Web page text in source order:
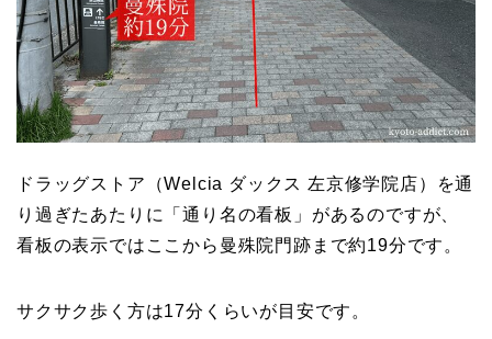
ドラッグストア（Welcia ダックス 左京修学院店）を通
り過ぎたあたりに「通り名の看板」があるのですが、
看板の表示ではここから曼殊院門跡まで約19分です。
サクサク歩く方は17分くらいが目安です。